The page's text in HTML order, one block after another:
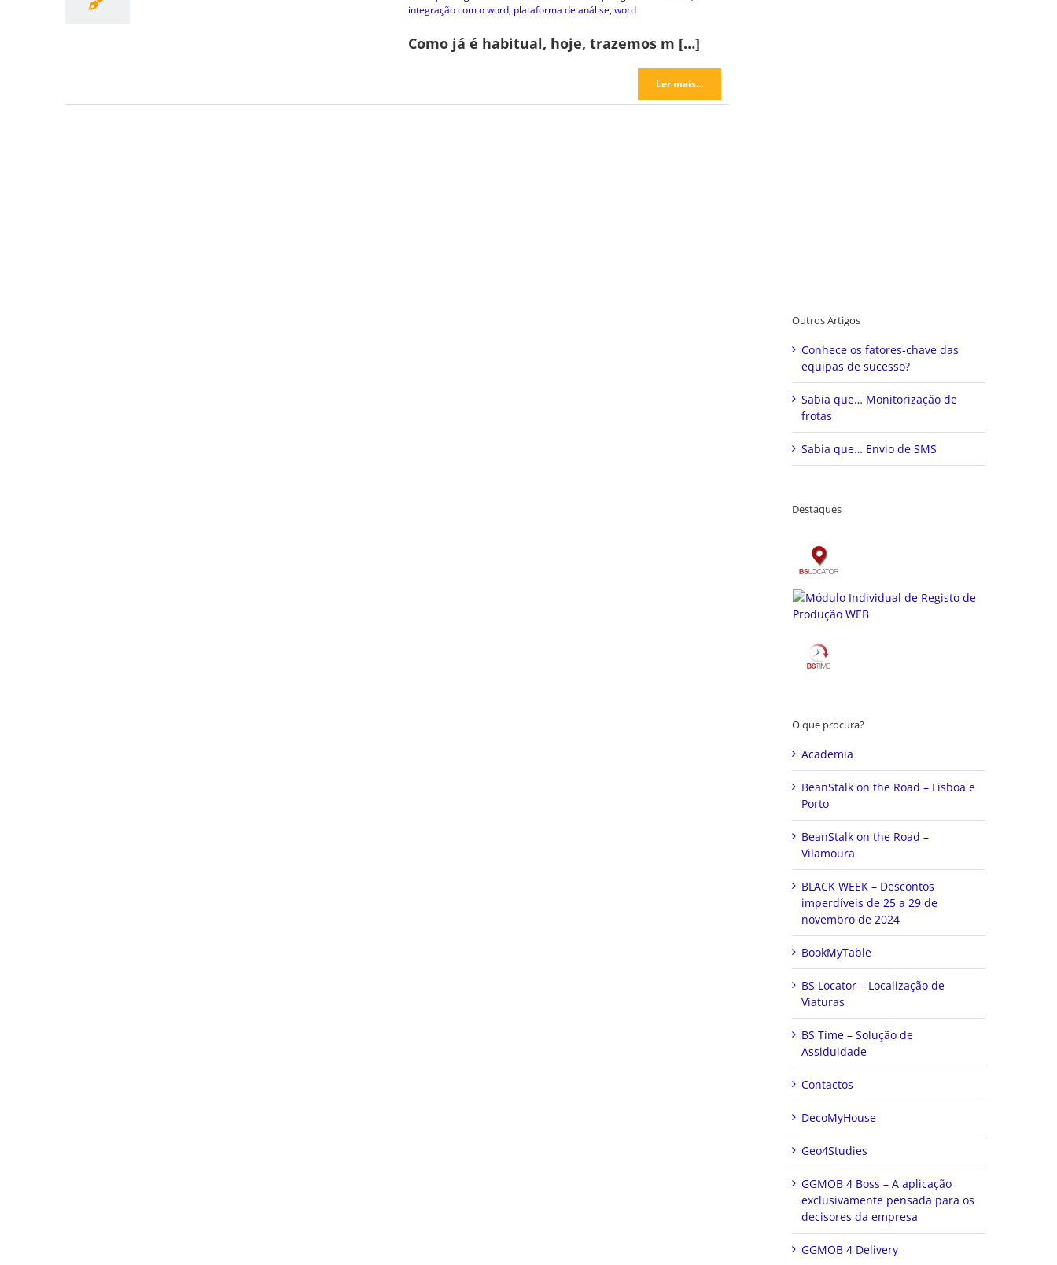
integração com o word, plataforma de análise,word
Como já é habitual, hoje, trazemos m […]
Ler mais...
Outros Artigos
Conhece os fatores-chave das
equipas de sucesso?
Sabia que… Monitorização de
frotas
Sabia que… Envio de SMS
Destaques
O que procura?
Academia
BeanStalk on the Road – Lisboa e
Porto
BeanStalk on the Road –
Vilamoura
BLACK WEEK – Descontos
imperdíveis de 25 a 29 de
novembro de 2024
BookMyTable
BS Locator – Localização de
Viaturas
BS Time – Solução de
Assiduidade
Contactos
DecoMyHouse
Geo4Studies
GGMOB 4 Boss – A aplicação
exclusivamente pensada para os
decisores da empresa
GGMOB 4 Delivery